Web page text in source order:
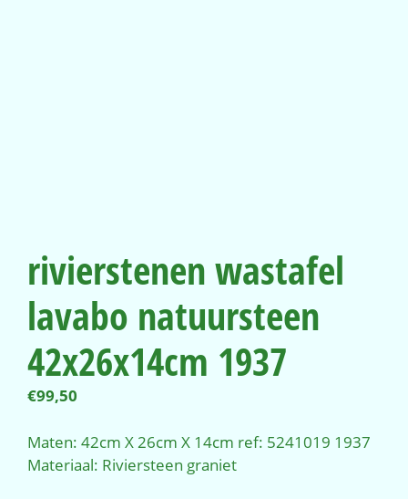
rivierstenen wastafel
lavabo natuursteen
42x26x14cm 1937
€99,50
Maten: 42cm X 26cm X 14cm ref: 5241019 1937
Materiaal: Riviersteen graniet